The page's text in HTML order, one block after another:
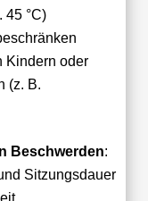
45 °C)
Kindern oder
(z. B.
Beschwerden:
Sitzungsdauer